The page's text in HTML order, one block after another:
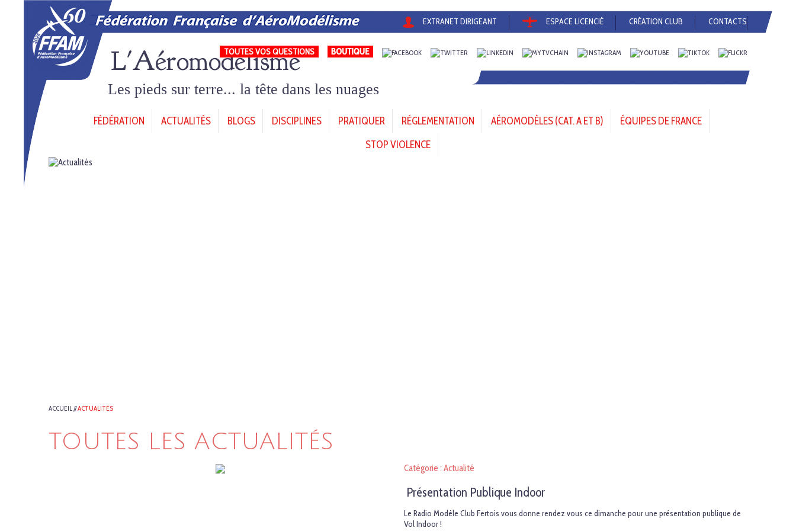
EXTRANET DIRIGEANT ESPACE LICENCIÉ CRÉATION CLUB CONTACTS
TOUTES VOS QUESTIONS
L'Aéromodélisme
Les pieds sur terre... la tête dans les nuages
FÉDÉRATION ACTUALITÉS BLOGS DISCIPLINES PRATIQUER RÉGLEMENTATION AÉROMODÈLES (CAT. A ET B)
ÉQUIPES DE FRANCE
STOP VIOLENCE
ACCUEIL//ACTUALITÉS
TOUTES LES ACTUALITÉS
Catégorie : Actualité
Présentation Publique Indoor
Le Radio Modèle Club Fertois vous donne rendez vous ce dimanche pour une présentation publique de
Vol Indoor !